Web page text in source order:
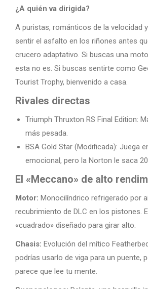
¿A quién va dirigida?
A puristas, románticos de la velocidad
sentir el asfalto en los riñones antes
crucero adaptativo. Si buscas una
esta no es. Si buscas sentirte como
Tourist Trophy, bienvenido a casa.
Rivales directas
Triumph Thruxton RS Final Edition:
más pesada.
BSA Gold Star (Modificada): Juega
emocional, pero la Norton le saca
El «Meccano» de alto
Motor: Monocilíndrico refrigerado por
recubrimiento de DLC en los pistones.
«cuadrado» diseñado para girar alto.
Chasis: Evolución del mítico
podrías usarlo de viga para un puente,
parece que lee tu mente.